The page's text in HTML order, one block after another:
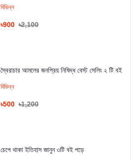
বিভিন্ন
৳900 ৳2,100
স্বৈরাচার আমলের জনপ্রিয় নিষিদ্ধ বেস্ট সেলিং ২ টি বই
বিভিন্ন
৳500 ৳1,200
চেপে থাকা ইতিহাস জানুন ৩টি বই পড়ে